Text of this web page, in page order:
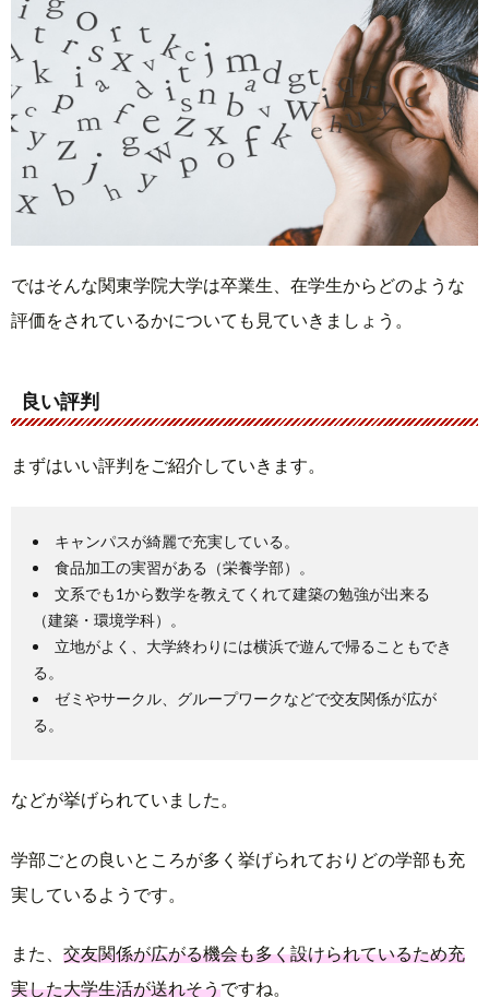
ではそんな関東学院大学は卒業生、在学生からどのような
評価をされているかについても見ていきましょう。
良い評判
まずはいい評判をご紹介していきます。
キャンパスが綺麗で充実している。
食品加工の実習がある（栄養学部）。
文系でも1から数学を教えてくれて建築の勉強が出来る
（建築・環境学科）。
立地がよく、大学終わりには横浜で遊んで帰ることもでき
る。
ゼミやサークル、グループワークなどで交友関係が広が
る。
などが挙げられていました。
学部ごとの良いところが多く挙げられておりどの学部も充
実しているようです。
また、 交友関係が広がる機会も多く設けられているため充
実した大学生活が送れそうですね。